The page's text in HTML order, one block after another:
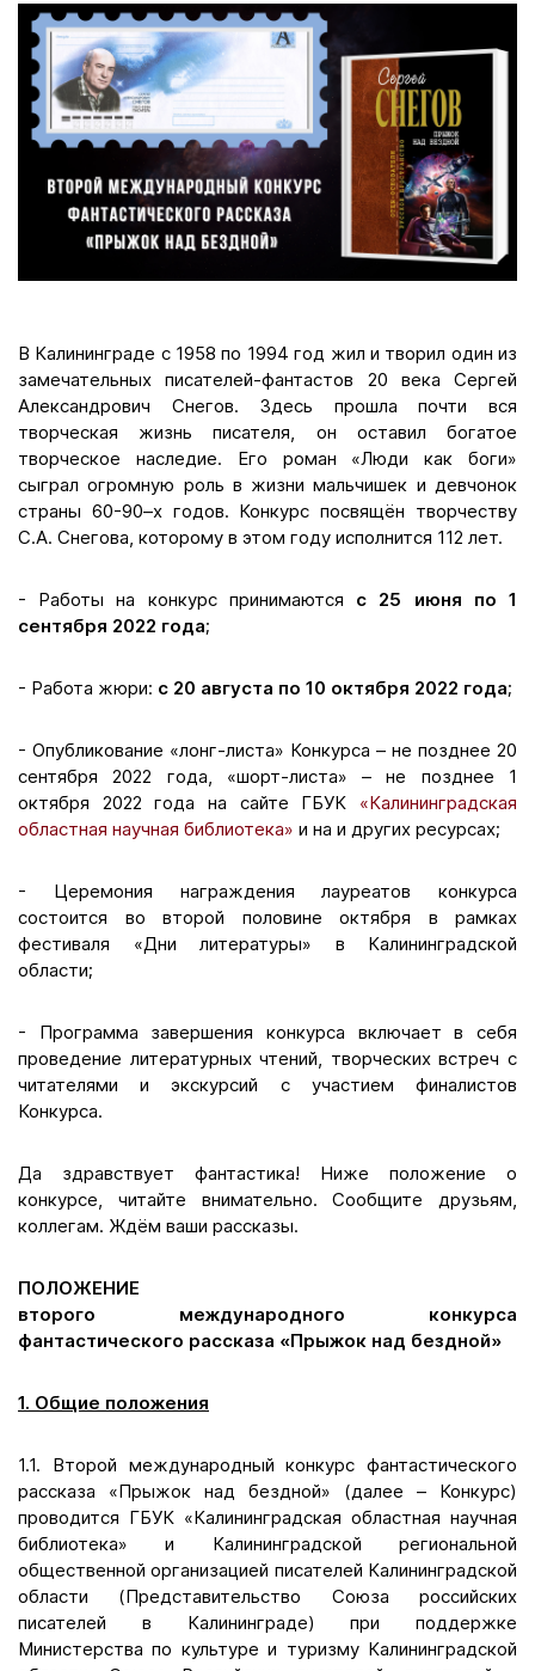
В Калининграде с 1958 по 1994 год жил и творил один из
замечательных писателей-фантастов 20 века Сергей
Александрович Снегов. Здесь прошла почти вся
творческая жизнь писателя, он оставил богатое
творческое наследие. Его роман «Люди как боги»
сыграл огромную роль в жизни мальчишек и девчонок
страны 60-90–х годов. Конкурс посвящён творчеству
С.А. Снегова, которому в этом году исполнится 112 лет.
- Работы на конкурс принимаются с 25 июня по 1
сентября 2022 года;
- Работа жюри: с 20 августа по 10 октября 2022 года;
- Опубликование «лонг-листа» Конкурса – не позднее 20
сентября 2022 года, «шорт-листа» – не позднее 1
октября 2022 года на сайте ГБУК «Калининградская
областная научная библиотека» и на и других ресурсах;
- Церемония награждения лауреатов конкурса
состоится во второй половине октября в рамках
фестиваля «Дни литературы» в Калининградской
области;
- Программа завершения конкурса включает в себя
проведение литературных чтений, творческих встреч с
читателями и экскурсий с участием финалистов
Конкурса.
Да здравствует фантастика! Ниже положение о
конкурсе, читайте внимательно. Сообщите друзьям,
коллегам. Ждём ваши рассказы.
ПОЛОЖЕНИЕ
второго международного конкурса
фантастического рассказа «Прыжок над бездной»
1. Общие положения
1.1. Второй международный конкурс фантастического
рассказа «Прыжок над бездной» (далее – Конкурс)
проводится ГБУК «Калининградская областная научная
библиотека» и Калининградской региональной
общественной организацией писателей Калининградской
области (Представительство Союза российских
писателей в Калининграде) при поддержке
Министерства по культуре и туризму Калининградской